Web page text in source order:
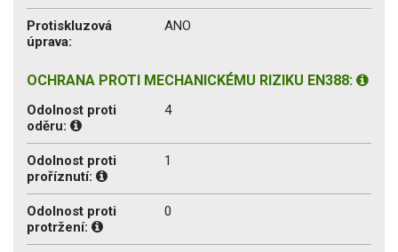
Protiskluzová
úprava:
ANO
OCHRANA PROTI MECHANICKÉMU RIZIKU EN388:
Odolnost proti
oděru:
4
Odolnost proti
proříznutí:
1
Odolnost proti
protržení:
0